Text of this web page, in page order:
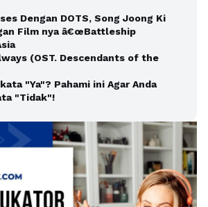
Dengan DOTS, Song Joong Ki
Film nya â€œBattleship
(OST. Descendants of the
"Ya"? Pahami ini Agar Anda
"Tidak"!